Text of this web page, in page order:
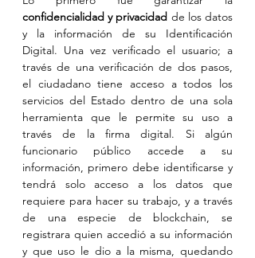
confidencialidad y privacidad de los datos
y la información de su Identificación
Digital. Una vez verificado el usuario; a
través de una verificación de dos pasos,
el ciudadano tiene acceso a todos los
servicios del Estado dentro de una sola
herramienta que le permite su uso a
través de la firma digital. Si algún
funcionario público accede a su
información, primero debe identificarse y
tendrá solo acceso a los datos que
requiere para hacer su trabajo, y a través
de una especie de blockchain, se
registrara quien accedió a su información
y que uso le dio a la misma, quedando